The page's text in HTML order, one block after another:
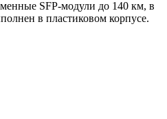
SFP-модули до 140 км, в
в пластиковом корпусе.